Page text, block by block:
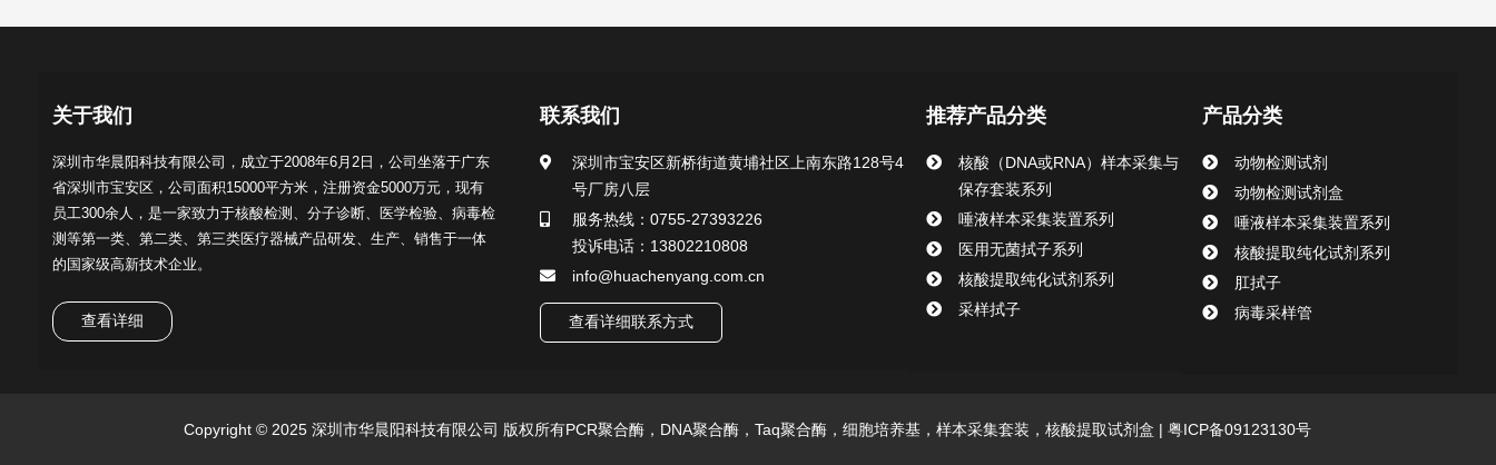
关于我们
深圳市华晨阳科技有限公司，成立于2008年6月2日，公司坐落于广东
省深圳市宝安区，公司面积15000平方米，注册资金5000万元，现有
员工300余人，是一家致力于核酸检测、分子诊断、医学检验、病毒检
测等第一类、第二类、第三类医疗器械产品研发、生产、销售于一体
的国家级高新技术企业。
查看详细
联系我们
深圳市宝安区新桥街道黄埔社区上南东路128号4
号厂房八层
服务热线：0755-27393226
投诉电话：13802210808
info@huachenyang.com.cn
查看详细联系方式
推荐产品分类
核酸（DNA或RNA）样本采集与
保存套装系列
唾液样本采集装置系列
医用无菌拭子系列
核酸提取纯化试剂系列
采样拭子
产品分类
动物检测试剂
动物检测试剂盒
唾液样本采集装置系列
核酸提取纯化试剂系列
肛拭子
病毒采样管
Copyright © 2025 深圳市华晨阳科技有限公司 版权所有PCR聚合酶，DNA聚合酶，Taq聚合酶，细胞培养基，样本采集套装，核酸提取试剂盒 | 粤ICP备09123130号